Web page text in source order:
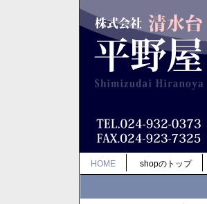
HOME shopのトップ